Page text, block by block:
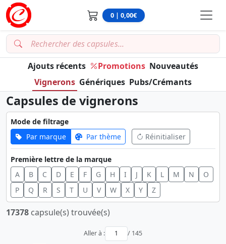
0 | 0,00€
Ajouts récents Promotions Nouveautés
Vignerons Génériques Pubs/Crémants
Capsules de vignerons
Mode de filtrage
Par marque
Par thème Réinitialiser
Première lettre de la marque
A
B C D E F G H I J K L M N
O
P
Q R S T U V W X Y Z
17378 capsule(s) trouvée(s)
Aller à : / 145